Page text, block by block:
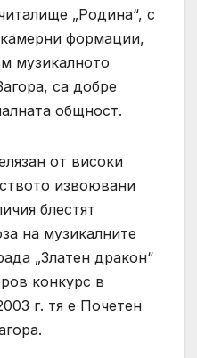
„Родина“, с
формации,
музикалното
са добре
общност.
от високи
извоювани
блестят
на музикалните
„Златен дракон“
конкурс в
г. тя е Почетен